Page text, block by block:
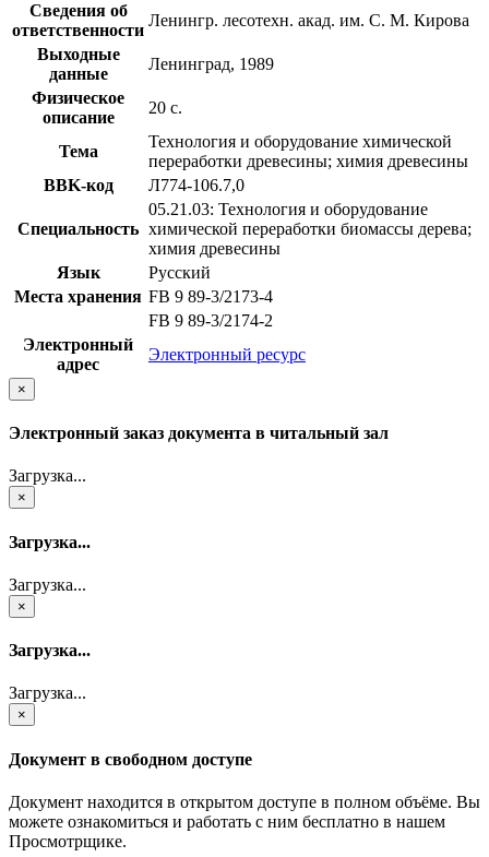
Сведения об
ответственности
Ленингр. лесотехн. акад. им. С. М. Кирова
Выходные
данные
Ленинград, 1989
Физическое
описание
20 с.
Тема
Технология и оборудование химической
переработки древесины; химия древесины
BBK-код
Л774-106.7,0
Специальность
05.21.03: Технология и оборудование
химической переработки биомассы дерева;
химия древесины
Язык
Русский
Места хранения FB 9 89-3/2173-4
FB 9 89-3/2174-2
Электронный
адрес
Электронный ресурс
×
Электронный заказ документа в читальный зал
Загрузка...
×
Загрузка...
Загрузка...
×
Загрузка...
Загрузка...
×
Документ в свободном доступе
Документ находится в открытом доступе в полном объёме. Вы
можете ознакомиться и работать с ним бесплатно в нашем
Просмотрщике.